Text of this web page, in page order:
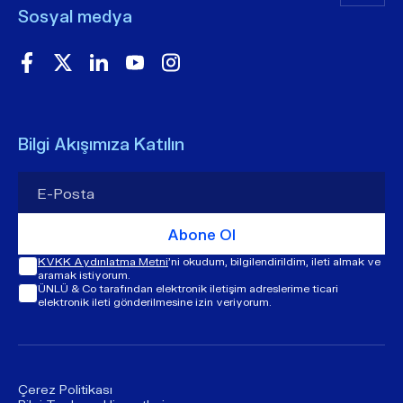
Sosyal medya
Bilgi Akışımıza Katılın
Abone Ol
ÜNLÜ & Co tarafından elektronik iletişim adreslerime ticari
elektronik ileti gönderilmesine izin veriyorum.
KVKK Aydınlatma Metni'ni okudum, bilgilendirildim, ileti almak ve
aramak istiyorum.
Çerez Politikası